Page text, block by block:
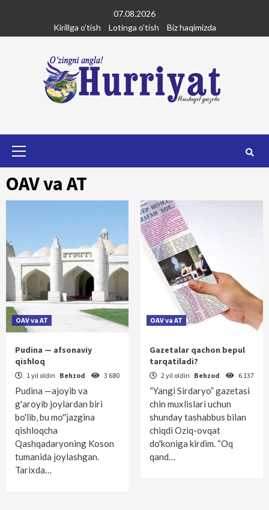
content
07.08.2026
Kirillga o'tish
Lotinga o'tish Biz haqimizda
OAV va AT
OAV va AT
Pudina — afsonaviy
qishloq
1 yil oldin Behzod 3 680
Pudina —ajoyib va
g'aroyib joylardan biri
bo'lib, bu mo''jazgina
qishloqcha
Qashqadaryoning Koson
tumanida joylashgan.
Tarixda…
OAV va AT
Gazetalar qachon bepul
tarqatiladi?
2 yil oldin Behzod 6 137
“Yangi Sirdaryo” gazetasi
chin muxlislari uchun
shunday tashabbus bilan
chiqdi Oziq-ovqat
do'koniga kirdim. “Oq
qand…